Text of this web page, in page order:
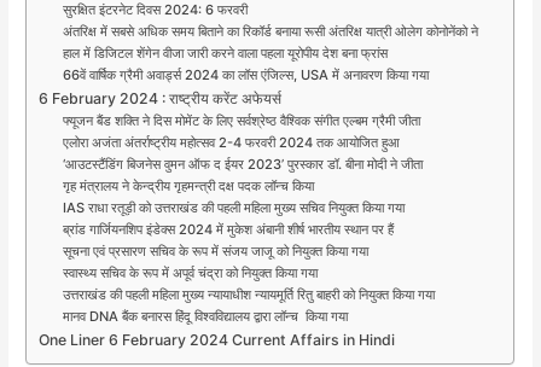
सुरक्षित इंटरनेट दिवस 2024: 6 फरवरी
अंतरिक्ष में सबसे अधिक समय बिताने का रिकॉर्ड बनाया रूसी अंतरिक्ष यात्री ओलेग कोनोनेंको ने
हाल में डिजिटल शेंगेन वीजा जारी करने वाला पहला यूरोपीय देश बना फ्रांस
66वें वार्षिक ग्रैमी अवार्ड्स 2024 का लॉस एंजिल्स, USA में अनावरण किया गया
6 February 2024 : राष्ट्रीय करेंट अफेयर्स
फ्यूजन बैंड शक्ति ने दिस मोमेंट के लिए सर्वश्रेष्ठ वैश्विक संगीत एल्बम ग्रैमी जीता
एलोरा अजंता अंतर्राष्ट्रीय महोत्सव 2-4 फरवरी 2024 तक आयोजित हुआ
‘आउटस्टैंडिंग बिजनेस वुमन ऑफ द ईयर 2023’ पुरस्कार डॉ. बीना मोदी ने जीता
गृह मंत्रालय ने केन्द्रीय गृहमन्त्री दक्ष पदक लॉन्च किया
IAS राधा रतूड़ी को उत्तराखंड की पहली महिला मुख्य सचिव नियुक्त किया गया
ब्रांड गार्जियनशिप इंडेक्स 2024 में मुकेश अंबानी शीर्ष भारतीय स्थान पर हैं
सूचना एवं प्रसारण सचिव के रूप में संजय जाजू को नियुक्त किया गया
स्वास्थ्य सचिव के रूप में अपूर्व चंद्रा को नियुक्त किया गया
उत्तराखंड की पहली महिला मुख्य न्यायाधीश न्यायमूर्ति रितु बाहरी को नियुक्त किया गया
मानव DNA बैंक बनारस हिंदू विश्वविद्यालय द्वारा लॉन्च किया गया
One Liner 6 February 2024 Current Affairs in Hindi